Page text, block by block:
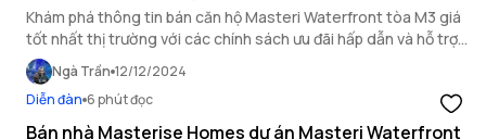
Khám phá thông tin bán căn hộ Masteri Waterfront tòa M3 giá
tốt nhất thị trường với các chính sách ưu đãi hấp dẫn và hỗ trợ
tài chính linh hoạt.
Ngà Trần 12/12/2024
Diễn đàn 6 phút đọc
Bán nhà Masterise Homes dự án Masteri Waterfront